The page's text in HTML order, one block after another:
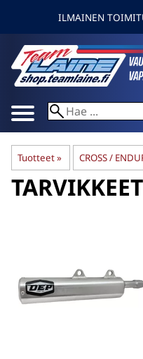
ILMAINEN
Tuotteet‪» CROSS /
TARVIKKEET